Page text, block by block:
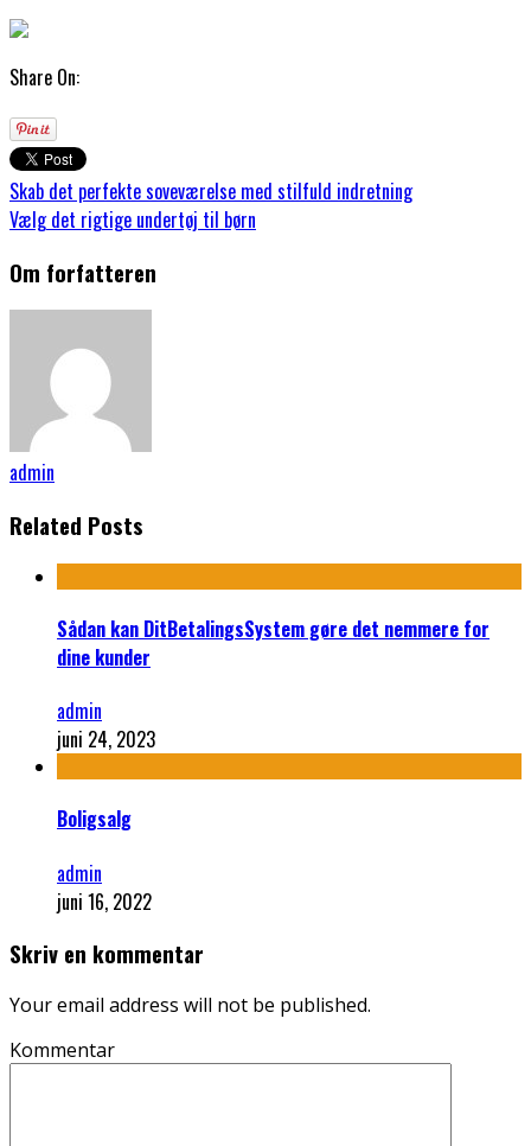
Share On:
Skab det perfekte soveværelse med stilfuld indretning
Vælg det rigtige undertøj til børn
Om forfatteren
admin
Related Posts
Sådan kan DitBetalingsSystem gøre det nemmere for
dine kunder
admin
juni 24, 2023
Boligsalg
admin
juni 16, 2022
Skriv en kommentar
Your email address will not be published.
Kommentar